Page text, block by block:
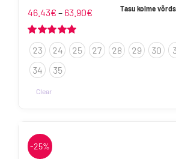
Hinnanguga
5.00/ 5
46.43€ – 63.90€ Hinnavahemik:
kuni
63.90€
Tasu kolme
23 24 25 27 28 29 30
34
35
Clear
on
mitu
-25%